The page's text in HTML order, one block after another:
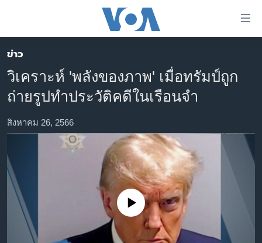
ต่อ
เนื้อหา
ข้าม
หน้า
หลัก
ข้าม
หน้าหลัก
โลก
เอเชีย
สหรัฐฯ
ธุรกิจ
วิทยาศาสตร์
สังคมและสุขภาพ
ไลฟ์สไตล์
ข่าว
วิเคราะห์ 'พลังของภาพ' เมื่อทรัมป์ถูก
ถ่ายรูปทำประวัติคดีในเรือนจำ
สิงหาคม 26, 2566
No media source currently available